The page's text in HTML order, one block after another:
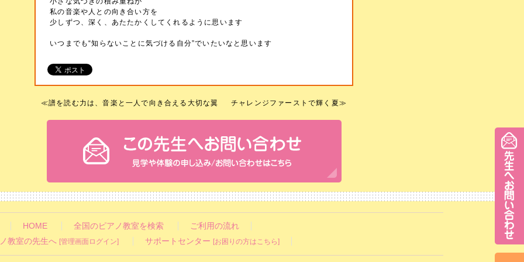
私の音楽や人との向き合い方を
少しずつ、深く、あたたかくしてくれるように思います
いつまでも“知らないことに気づける自分”でいたいなと思います
≪譜を読む力は、音楽と一人で向き合える大切な翼 チャレンジファーストで輝く夏≫
HOME 全国のピアノ教室を検索
ご利用の流れ
教室の先生へ [管理画面ログイン] サポートセンター [お困りの方はこちら]